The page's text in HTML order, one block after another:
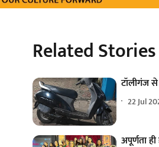
Related Stories
टॉलीगंज से
22 Jul
अपूर्णता